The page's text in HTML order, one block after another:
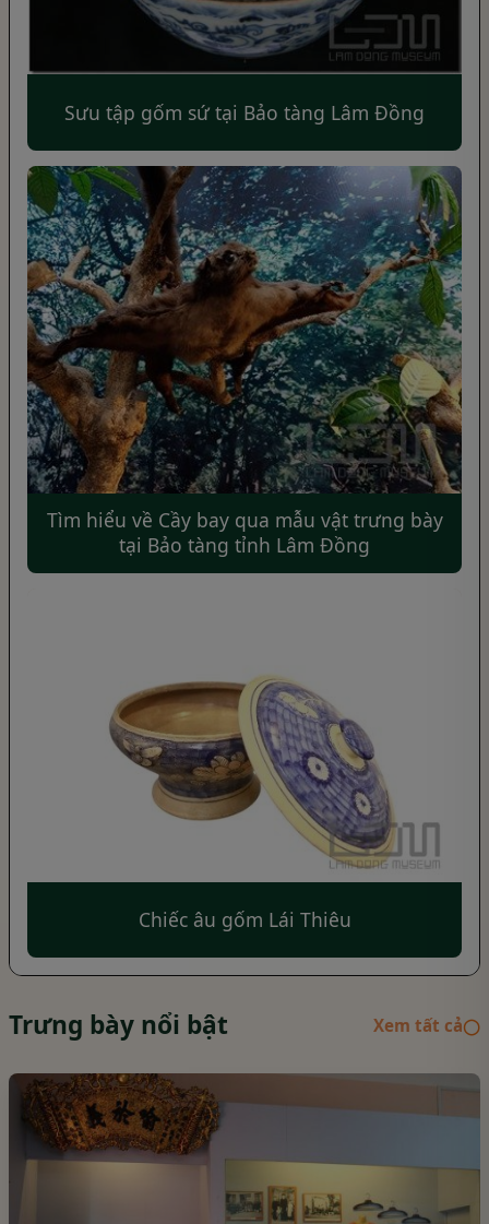
Sưu tập gốm sứ tại Bảo tàng Lâm Đồng
Tìm hiểu về Cầy bay qua mẫu vật trưng bày
tại Bảo tàng tỉnh Lâm Đồng
Chiếc âu gốm Lái Thiêu
Trưng bày nổi bật Xem tất cả◯